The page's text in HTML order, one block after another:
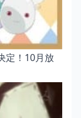
定！10月放